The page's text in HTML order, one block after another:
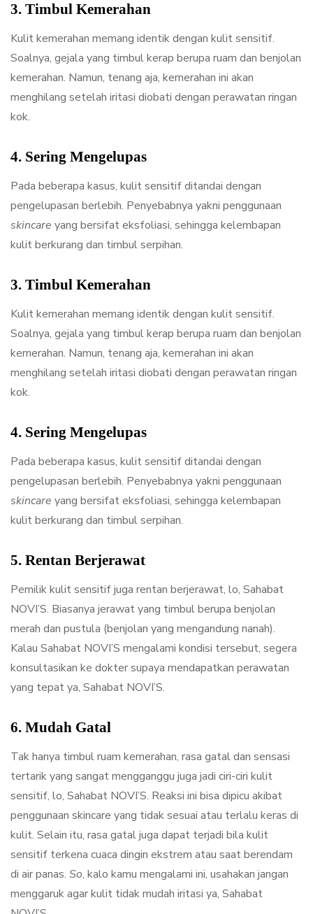
3. Timbul Kemerahan
Kulit kemerahan memang identik dengan kulit sensitif.
Soalnya, gejala yang timbul kerap berupa ruam dan benjolan
kemerahan. Namun, tenang aja, kemerahan ini akan
menghilang setelah iritasi diobati dengan perawatan ringan
kok.
4. Sering Mengelupas
Pada beberapa kasus, kulit sensitif ditandai dengan
pengelupasan berlebih. Penyebabnya yakni penggunaan
skincare yang bersifat eksfoliasi, sehingga kelembapan
kulit berkurang dan timbul serpihan.
3. Timbul Kemerahan
Kulit kemerahan memang identik dengan kulit sensitif.
Soalnya, gejala yang timbul kerap berupa ruam dan benjolan
kemerahan. Namun, tenang aja, kemerahan ini akan
menghilang setelah iritasi diobati dengan perawatan ringan
kok.
4. Sering Mengelupas
Pada beberapa kasus, kulit sensitif ditandai dengan
pengelupasan berlebih. Penyebabnya yakni penggunaan
skincare yang bersifat eksfoliasi, sehingga kelembapan
kulit berkurang dan timbul serpihan.
5. Rentan Berjerawat
Pemilik kulit sensitif juga rentan berjerawat, lo, Sahabat
NOVI’S. Biasanya jerawat yang timbul berupa benjolan
merah dan pustula (benjolan yang mengandung nanah).
Kalau Sahabat NOVI’S mengalami kondisi tersebut, segera
konsultasikan ke dokter supaya mendapatkan perawatan
yang tepat ya, Sahabat NOVI’S.
6. Mudah Gatal
Tak hanya timbul ruam kemerahan, rasa gatal dan sensasi
tertarik yang sangat mengganggu juga jadi ciri-ciri kulit
sensitif, lo, Sahabat NOVI’S. Reaksi ini bisa dipicu akibat
penggunaan skincare yang tidak sesuai atau terlalu keras di
kulit. Selain itu, rasa gatal juga dapat terjadi bila kulit
sensitif terkena cuaca dingin ekstrem atau saat berendam
di air panas. So, kalo kamu mengalami ini, usahakan jangan
menggaruk agar kulit tidak mudah iritasi ya, Sahabat